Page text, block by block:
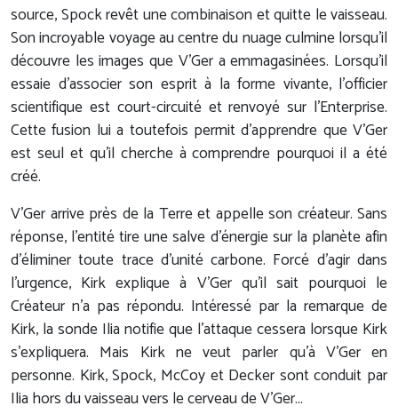
source, Spock revêt une combinaison et quitte le vaisseau.
Son incroyable voyage au centre du nuage culmine lorsqu'il
découvre les images que V'Ger a emmagasinées. Lorsqu'il
essaie d'associer son esprit à la forme vivante, l'officier
scientifique est court-circuité et renvoyé sur l'Enterprise.
Cette fusion lui a toutefois permit d'apprendre que V'Ger
est seul et qu'il cherche à comprendre pourquoi il a été
créé.
V'Ger arrive près de la Terre et appelle son créateur. Sans
réponse, l'entité tire une salve d'énergie sur la planète afin
d'éliminer toute trace d'unité carbone. Forcé d'agir dans
l'urgence, Kirk explique à V'Ger qu'il sait pourquoi le
Créateur n'a pas répondu. Intéressé par la remarque de
Kirk, la sonde Ilia notifie que l'attaque cessera lorsque Kirk
s'expliquera. Mais Kirk ne veut parler qu'à V'Ger en
personne. Kirk, Spock, McCoy et Decker sont conduit par
Ilia hors du vaisseau vers le cerveau de V'Ger...